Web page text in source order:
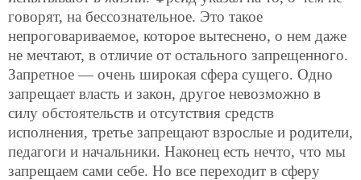
говорят, на бессознательное. Это такое
непроговариваемое, которое вытеснено, о нем даже
не мечтают, в отличие от остального запрещенного.
Запретное — очень широкая сфера сущего. Одно
запрещает власть и закон, другое невозможно в
силу обстоятельств и отсутствия средств
исполнения, третье запрещают взрослые и родители,
педагоги и начальники. Наконец есть нечто, что мы
запрещаем сами себе. Но все переходит в сферу